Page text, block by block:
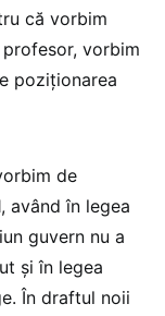
că vorbim
vorbim
poziționarea
de
având în legea
guvern nu a
și în legea
În draftul noii